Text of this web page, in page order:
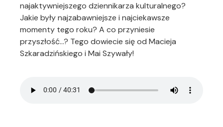
najaktywniejszego dziennikarza kulturalnego?
Jakie były najzabawniejsze i najciekawsze
momenty tego roku? A co przyniesie
przyszłość…? Tego dowiecie się od Macieja
Szkaradzińskiego i Mai Szywały!